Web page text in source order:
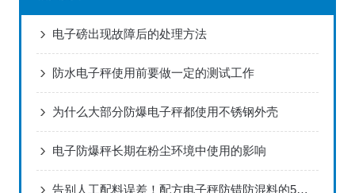
电子磅出现故障后的处理方法
防水电子秤使用前要做一定的测试工作
为什么大部分防爆电子秤都使用不锈钢外壳
电子防爆秤长期在粉尘环境中使用的影响
告别人工配料误差！配方电子秤防错防混料的5大核心技术解析